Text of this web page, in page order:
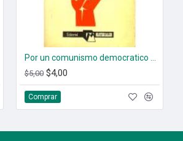
$5,00 $4,00
Comprar